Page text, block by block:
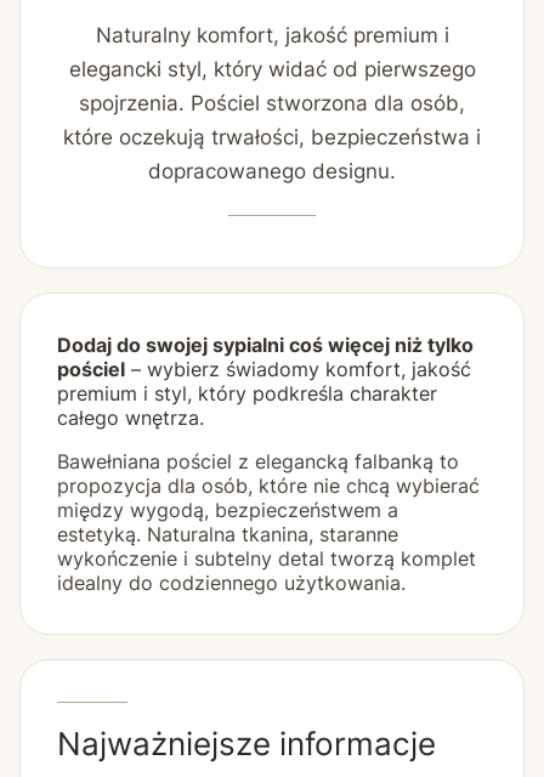
Naturalny komfort, jakość premium i
elegancki styl, który widać od pierwszego
spojrzenia. Pościel stworzona dla osób,
które oczekują trwałości, bezpieczeństwa i
dopracowanego designu.
Dodaj do swojej sypialni coś więcej niż tylko
pościel – wybierz świadomy komfort, jakość
premium i styl, który podkreśla charakter
całego wnętrza.
Bawełniana pościel z elegancką falbanką to
propozycja dla osób, które nie chcą wybierać
między wygodą, bezpieczeństwem a
estetyką. Naturalna tkanina, staranne
wykończenie i subtelny detal tworzą komplet
idealny do codziennego użytkowania.
Najważniejsze informacje